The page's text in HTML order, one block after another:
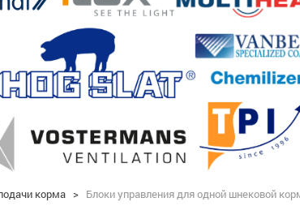
корма > Блоки управления для одной шнековой